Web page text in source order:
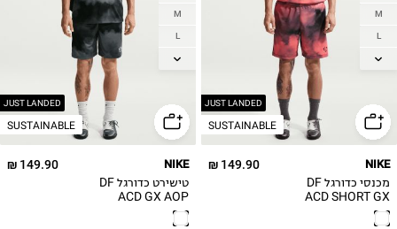
JUST LANDED
SUSTAINABLE
M
L
XL
3XL
149.90 ₪ NIKE
מכנסי כדורגל DF
ACD SHORT GX
AOP
JUST LANDED
SUSTAINABLE
M
L
XL
3XL
149.90 ₪ NIKE
טישירט כדורגל DF
ACD GX AOP